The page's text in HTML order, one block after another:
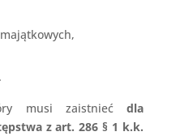
musi zaistniećdla
z art. 286 § 1 k.k.